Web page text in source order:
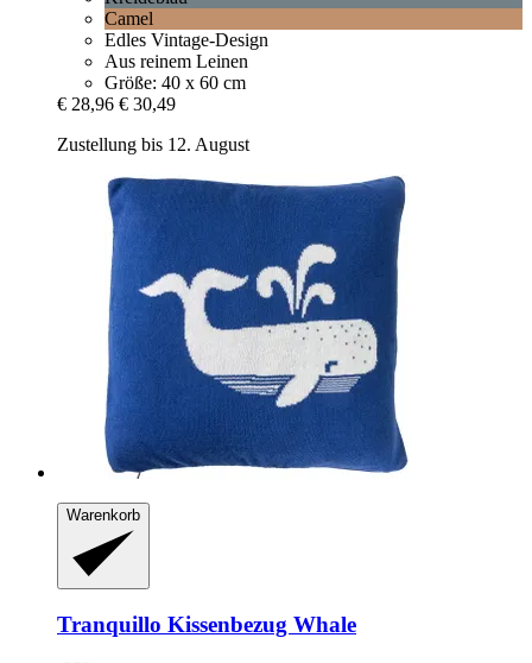
Camel
Edles Vintage-Design
Aus reinem Leinen
Größe: 40 x 60 cm
€ 28,96 € 30,49
Zustellung bis 12. August
Warenkorb
Tranquillo Kissenbezug Whale